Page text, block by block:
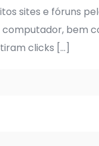
sites e fóruns
computador, bem
clicks […]